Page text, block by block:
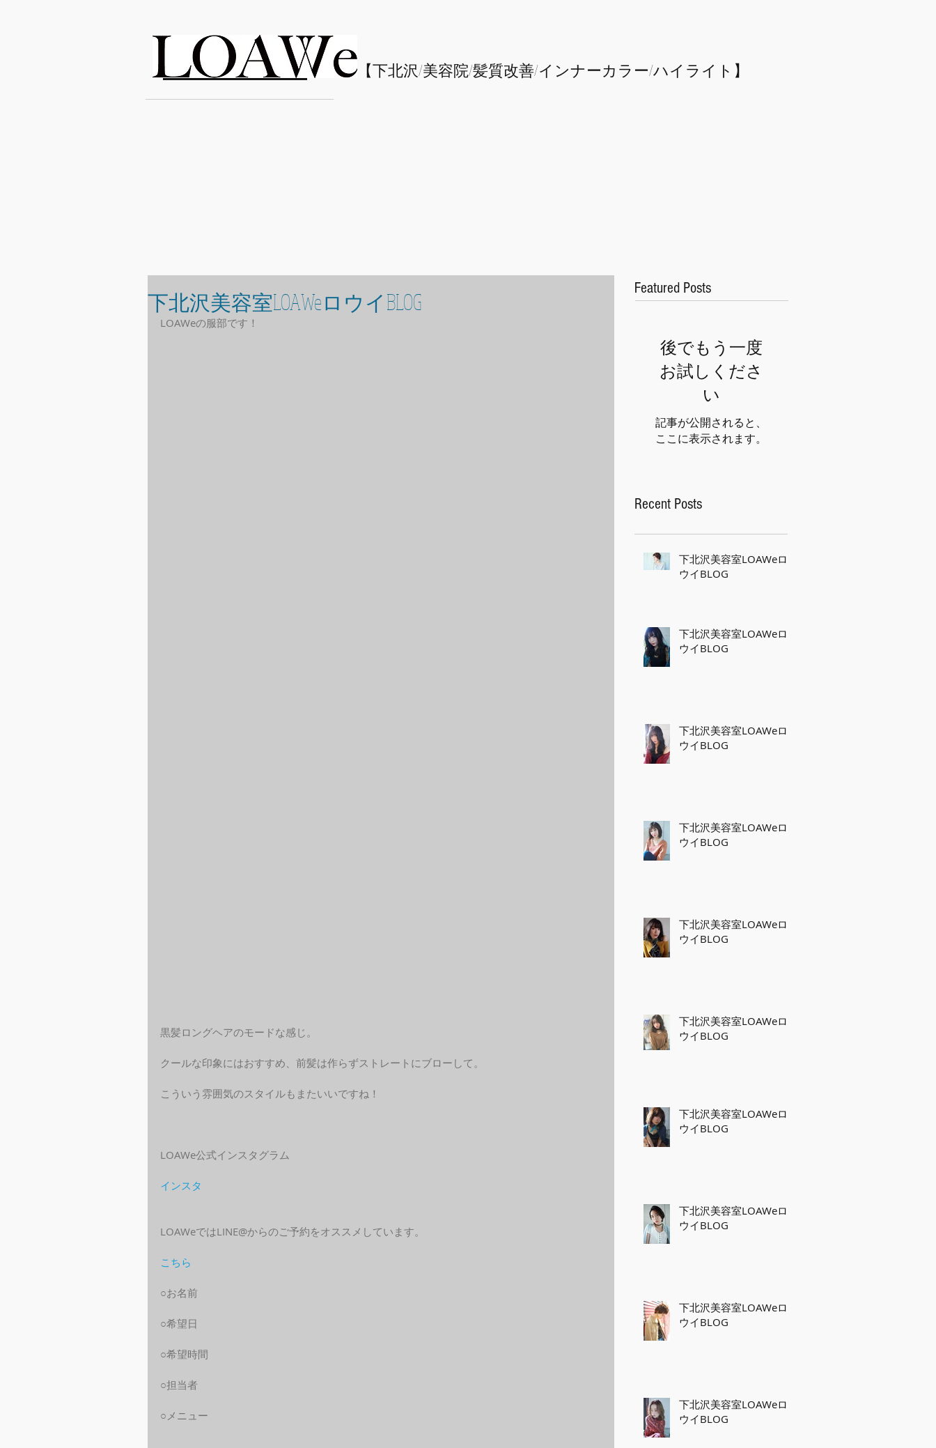
LOAWe ​【下北沢/美容院/髪質改善/インナーカラー/​ハイライト】
下北沢美容室LOAWeロウイBLOG
LOAWeの服部です！
黒髪ロングヘアのモードな感じ。
クールな印象にはおすすめ、前髪は作らずストレートにブローして。
こういう雰囲気のスタイルもまたいいですね！
LOAWe公式インスタグラム
インスタ
LOAWeではLINE@からのご予約をオススメしています。
こちら
○お名前
○希望日
○希望時間
○担当者
○メニュー
Featured Posts
後でもう一度
お試しくださ
い
記事が公開されると、
ここに表示されます。
Recent Posts
下北沢美容室LOAWeロ
ウイBLOG
下北沢美容室LOAWeロ
ウイBLOG
下北沢美容室LOAWeロ
ウイBLOG
下北沢美容室LOAWeロ
ウイBLOG
下北沢美容室LOAWeロ
ウイBLOG
下北沢美容室LOAWeロ
ウイBLOG
下北沢美容室LOAWeロ
ウイBLOG
下北沢美容室LOAWeロ
ウイBLOG
下北沢美容室LOAWeロ
ウイBLOG
下北沢美容室LOAWeロ
ウイBLOG